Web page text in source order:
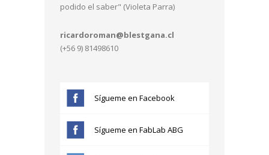
podido el saber" (Violeta Parra)
ricardoroman@blestgana.cl
(+56 9) 81498610
Sígueme en Facebook
Sígueme en FabLab ABG